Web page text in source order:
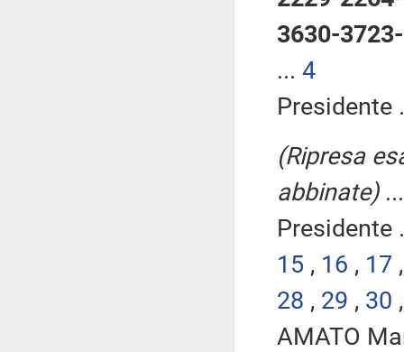
3630-
... 4
Presidente
(Ripresa
abbinate)
Presidente
15 , 16 , 17
28 , 29 , 30
AMATO